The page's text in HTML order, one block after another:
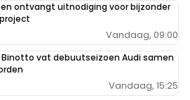
ontvangt uitnodiging voor bijzonder
Vandaag, 09:00
Binotto vat debuutseizoen Audi samen
Vandaag, 15:25